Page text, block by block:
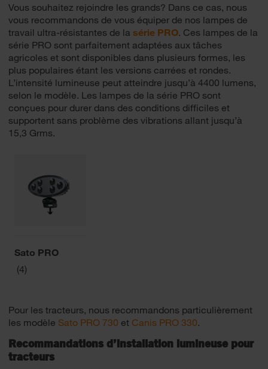
Vous souhaitez rejoindre les grands? Dans ce cas, nous
vous recommandons de vous équiper de nos lampes de
travail ultra-résistantes de la série PRO. Ces lampes de la
série PRO sont parfaitement adaptées aux tâches
agricoles et sont disponibles dans plusieurs formes, les
plus populaires étant les versions carrées et rondes.
L’intensité lumineuse peut atteindre jusqu’à 4400 lumens,
selon le modèle. Les lampes de la série PRO sont
conçues pour durer dans des conditions difficiles et
supportent sans problème des vibrations allant jusqu’à
15,3 Grms.
Sato PRO
(4)
Pour les tracteurs, nous recommandons particulièrement
les modèle Sato PRO 730 et Canis PRO 330.
Recommandations d’installation lumineuse pour
tracteurs